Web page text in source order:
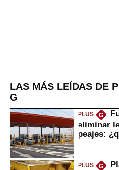
LAS MÁS LEÍDAS DE
G
PLUS G
eliminar
peajes:
PLUS G